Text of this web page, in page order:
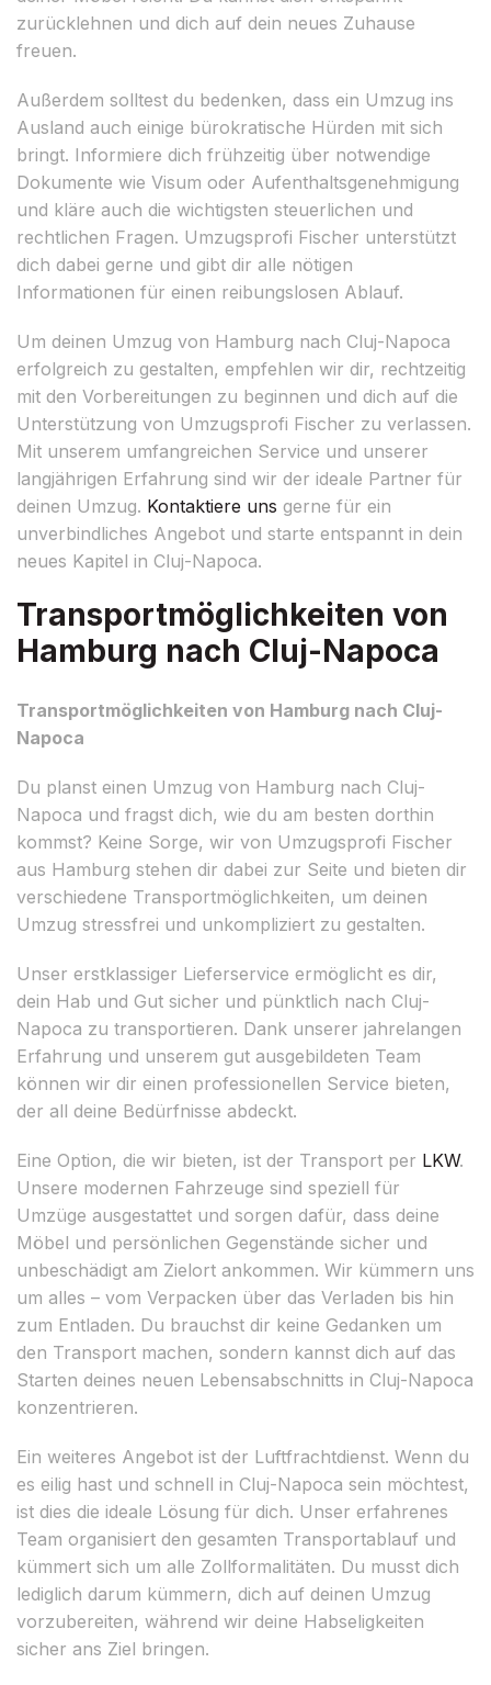
zurücklehnen und dich auf dein neues Zuhause
freuen.
Außerdem solltest du bedenken, dass ein Umzug ins
Ausland auch einige bürokratische Hürden mit sich
bringt. Informiere dich frühzeitig über notwendige
Dokumente wie Visum oder Aufenthaltsgenehmigung
und kläre auch die wichtigsten steuerlichen und
rechtlichen Fragen. Umzugsprofi Fischer unterstützt
dich dabei gerne und gibt dir alle nötigen
Informationen für einen reibungslosen Ablauf.
Um deinen Umzug von Hamburg nach Cluj-Napoca
erfolgreich zu gestalten, empfehlen wir dir, rechtzeitig
mit den Vorbereitungen zu beginnen und dich auf die
Unterstützung von Umzugsprofi Fischer zu verlassen.
Mit unserem umfangreichen Service und unserer
langjährigen Erfahrung sind wir der ideale Partner für
deinen Umzug. Kontaktiere uns gerne für ein
unverbindliches Angebot und starte entspannt in dein
neues Kapitel in Cluj-Napoca.
Transportmöglichkeiten von
Hamburg nach Cluj-Napoca
Transportmöglichkeiten von Hamburg nach Cluj-
Napoca
Du planst einen Umzug von Hamburg nach Cluj-
Napoca und fragst dich, wie du am besten dorthin
kommst? Keine Sorge, wir von Umzugsprofi Fischer
aus Hamburg stehen dir dabei zur Seite und bieten dir
verschiedene Transportmöglichkeiten, um deinen
Umzug stressfrei und unkompliziert zu gestalten.
Unser erstklassiger Lieferservice ermöglicht es dir,
dein Hab und Gut sicher und pünktlich nach Cluj-
Napoca zu transportieren. Dank unserer jahrelangen
Erfahrung und unserem gut ausgebildeten Team
können wir dir einen professionellen Service bieten,
der all deine Bedürfnisse abdeckt.
Eine Option, die wir bieten, ist der Transport per LKW.
Unsere modernen Fahrzeuge sind speziell für
Umzüge ausgestattet und sorgen dafür, dass deine
Möbel und persönlichen Gegenstände sicher und
unbeschädigt am Zielort ankommen. Wir kümmern uns
um alles – vom Verpacken über das Verladen bis hin
zum Entladen. Du brauchst dir keine Gedanken um
den Transport machen, sondern kannst dich auf das
Starten deines neuen Lebensabschnitts in Cluj-Napoca
konzentrieren.
Ein weiteres Angebot ist der Luftfrachtdienst. Wenn du
es eilig hast und schnell in Cluj-Napoca sein möchtest,
ist dies die ideale Lösung für dich. Unser erfahrenes
Team organisiert den gesamten Transportablauf und
kümmert sich um alle Zollformalitäten. Du musst dich
lediglich darum kümmern, dich auf deinen Umzug
vorzubereiten, während wir deine Habseligkeiten
sicher ans Ziel bringen.